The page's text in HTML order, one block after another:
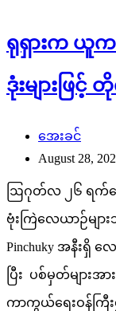
ရုရှားက ယူက
ဒုံးများဖြ
အေးခင်
August 28,
ဩဂုတ်လ ၂၆ ရက်န
ဗုံးကြဲလေယာဉ်မျ
Pinchuky အနီးရှိ
ပြီး ပစ်မှတ်များအ
ကာကွယ်ရေးဝန်ကြီ